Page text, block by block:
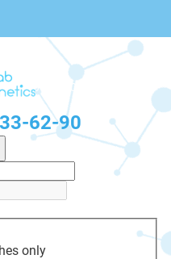
20:00
с 10:00 до 20:00
62-90
only